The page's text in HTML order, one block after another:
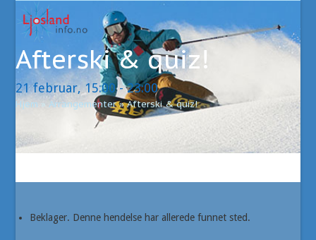
content
Open
mobile
menu
Close
mobile
menu
Afterski & quiz!
21 februar, 15:00-23:00
Hjem »Arrangementer»Afterski & quiz!
Beklager. Denne hendelse har allerede funnet sted.